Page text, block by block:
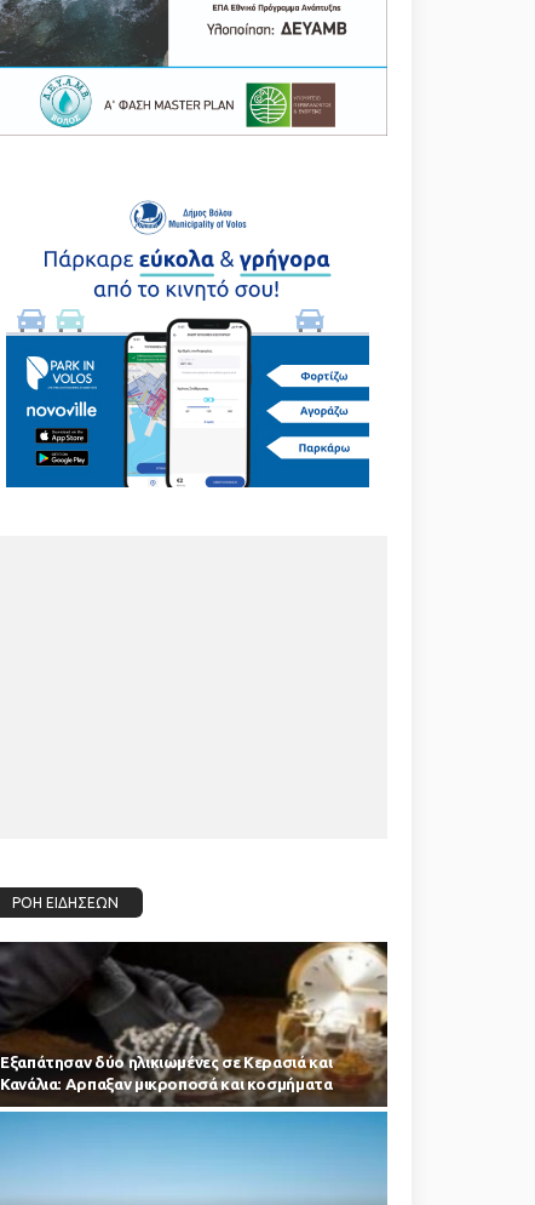
ΡΟΗ ΕΙΔΗΣΕΩΝ
Εξαπάτησαν δύο ηλικιωμένες σε Κερασιά και
Κανάλια: Αρπαξαν μικροποσά και κοσμήματα